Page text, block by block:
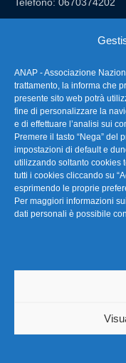
ANAP - Associazione
trattamento, la informa che
presente sito web potrà
fine di personalizzare la
e di effettuare l’analisi sui
Premere il tasto “Nega” del
impostazioni di default e
utilizzando soltanto cookies
tutti i cookies cliccando su
esprimendo le proprie
Per maggiori informazioni
dati personali è possibile
FAQ –
La nostra
Link Utili
TG
Privacy &